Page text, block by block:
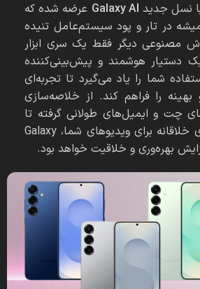
Galaxy AI عرضه شده که
در تار و پود سیستم‌عامل تنیده
مصنوعی دیگر فقط یک سری ابزار
دستیار هوشمند و پیش‌بینی‌کننده
شما را یاد می‌گیرد تا تجربه‌ای
را فراهم کند. از خلاصه‌سازی
چت و ایمیل‌های طولانی گرفته تا
پیشنهاد ویرایش‌های خلاقانه برای ویدیوهای شما، Galaxy